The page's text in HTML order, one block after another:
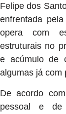
Felipe dos
enfrentada
opera com
estruturais no
e acúmulo de
algumas já com
De acordo
pessoal e de